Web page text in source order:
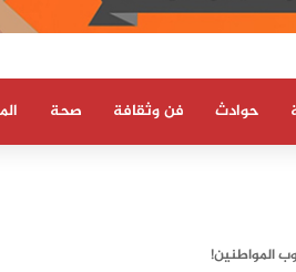
حوادث فن وثقافة صحة
المواطنين!